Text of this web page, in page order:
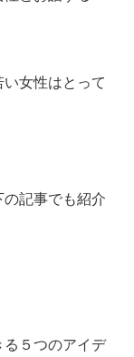
女性はとって
記事でも紹介
る５つのアイデ